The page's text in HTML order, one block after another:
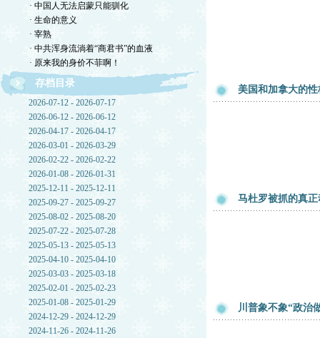
· 中国人无法启蒙只能驯化
· 生命的意义
· 宰熟
· 中共浑身流淌着“商君书”的血液
· 原来我的身价不菲啊！
存档目录
2026-07-12 - 2026-07-17
2026-06-12 - 2026-06-12
2026-04-17 - 2026-04-17
2026-03-01 - 2026-03-29
2026-02-22 - 2026-02-22
2026-01-08 - 2026-01-31
2025-12-11 - 2025-12-11
2025-09-27 - 2025-09-27
2025-08-02 - 2025-08-20
2025-07-22 - 2025-07-28
2025-05-13 - 2025-05-13
2025-04-10 - 2025-04-10
2025-03-03 - 2025-03-18
2025-02-01 - 2025-02-23
2025-01-08 - 2025-01-29
2024-12-29 - 2024-12-29
2024-11-26 - 2024-11-26
美国和加拿大的
马杜罗被抓的真
川普象不象“政治